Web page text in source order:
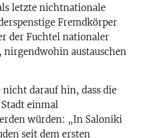
letzte nichtnationale
Fremdkörper
der Fuchtel nationaler
nirgendwohin austauschen
darauf hin, dass die
einmal
würden: „In Saloniki
seit dem ersten